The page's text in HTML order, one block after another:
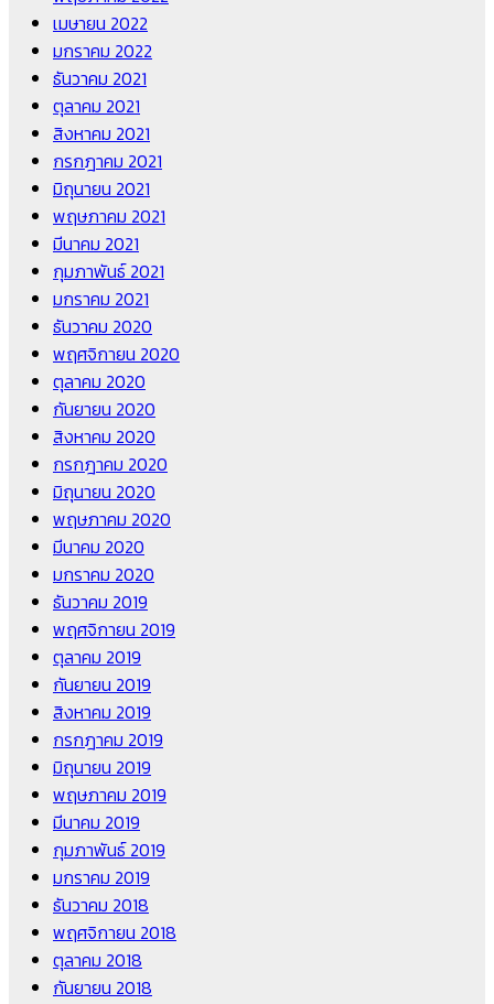
เมษายน 2022
มกราคม 2022
ธันวาคม 2021
ตุลาคม 2021
สิงหาคม 2021
กรกฎาคม 2021
มิถุนายน 2021
พฤษภาคม 2021
มีนาคม 2021
กุมภาพันธ์ 2021
มกราคม 2021
ธันวาคม 2020
พฤศจิกายน 2020
ตุลาคม 2020
กันยายน 2020
สิงหาคม 2020
กรกฎาคม 2020
มิถุนายน 2020
พฤษภาคม 2020
มีนาคม 2020
มกราคม 2020
ธันวาคม 2019
พฤศจิกายน 2019
ตุลาคม 2019
กันยายน 2019
สิงหาคม 2019
กรกฎาคม 2019
มิถุนายน 2019
พฤษภาคม 2019
มีนาคม 2019
กุมภาพันธ์ 2019
มกราคม 2019
ธันวาคม 2018
พฤศจิกายน 2018
ตุลาคม 2018
กันยายน 2018